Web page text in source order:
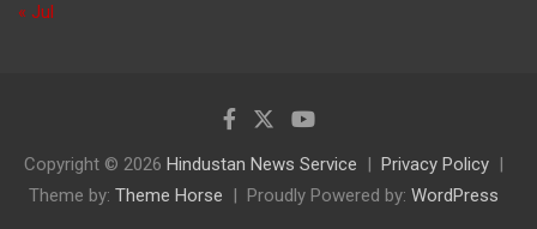
« Jul
Copyright © 2026 Hindustan News Service
Privacy Policy
Theme by: Theme Horse Proudly Powered by: WordPress